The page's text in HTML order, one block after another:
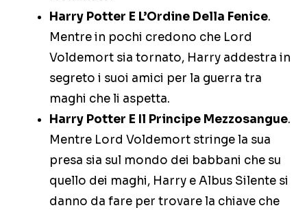
Harry Potter E L’Ordine Della Fenice.
Mentre in pochi credono che Lord
Voldemort sia tornato, Harry addestra in
segreto i suoi amici per la guerra tra
maghi che li aspetta.
Harry Potter E Il Principe Mezzosangue.
Mentre Lord Voldemort stringe la sua
presa sia sul mondo dei babbani che su
quello dei maghi, Harry e Albus Silente si
danno da fare per trovare la chiave che